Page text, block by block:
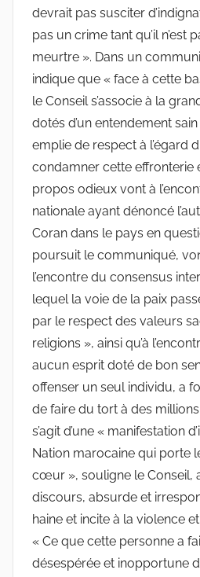
devrait pas susciter
pas un crime tant qu’il n’est
meurtre ». Dans un
indique que « face à cette
le Conseil s’associe à la
dotés d’un entendement
emplie de respect à l’égard
condamner cette effronterie
propos odieux vont à
nationale ayant dénoncé
Coran dans le pays en
poursuit le communiqué,
l’encontre du consensus
lequel la voie de la paix
par le respect des valeurs
religions », ainsi qu’à
aucun esprit doté de bon
offenser un seul individu, a
de faire du tort à des
s’agit d’une « manifestation
Nation marocaine qui porte
cœur », souligne le Conseil,
discours, absurde et
haine et incite à la violence
« Ce que cette personne a
désespérée et inopportune